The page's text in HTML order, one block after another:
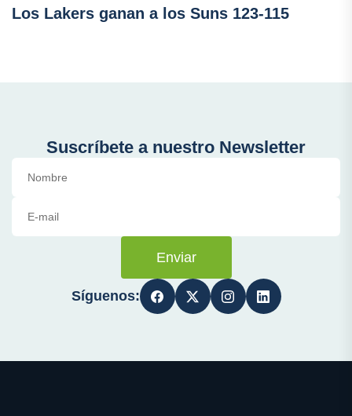
Los Lakers ganan a los Suns 123-115
Suscríbete a nuestro Newsletter
Enviar
Síguenos: